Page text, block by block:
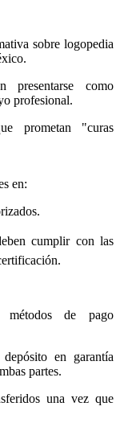
sobre logopedia
presentarse como
profesional.
prometan "curas
en:
cumplir con las
de pago
en garantía
partes.
una vez que